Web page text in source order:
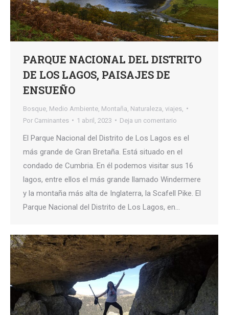
PARQUE NACIONAL DEL DISTRITO
DE LOS LAGOS, PAISAJES DE
ENSUEÑO
Bosque Medio Ambiente Montaña Naturaleza viajes,
Por Caminantes 1 abril, 2023 Deja un comentario
El Parque Nacional del Distrito de Los Lagos es el
más grande de Gran Bretaña. Está situado en el
condado de Cumbria. En él podemos visitar sus 16
lagos, entre ellos el más grande llamado Windermere
y la montaña más alta de Inglaterra, la Scafell Pike. El
Parque Nacional del Distrito de Los Lagos, en…